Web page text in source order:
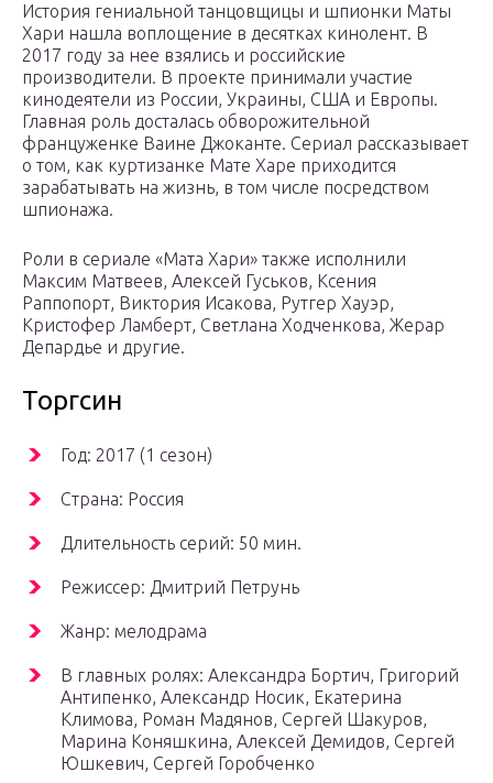
История гениальной танцовщицы и шпионки Маты
Хари нашла воплощение в десятках кинолент. В
2017 году за нее взялись и российские
производители. В проекте принимали участие
кинодеятели из России, Украины, США и Европы.
Главная роль досталась обворожительной
француженке Ваине Джоканте. Сериал рассказывает
о том, как куртизанке Мате Харе приходится
зарабатывать на жизнь, в том числе посредством
шпионажа.
Роли в сериале «Мата Хари» также исполнили
Максим Матвеев, Алексей Гуськов, Ксения
Раппопорт, Виктория Исакова, Рутгер Хауэр,
Кристофер Ламберт, Светлана Ходченкова, Жерар
Депардье и другие.
Торгсин
Год: 2017 (1 сезон)
Страна: Россия
Длительность серий: 50 мин.
Режиссер: Дмитрий Петрунь
Жанр: мелодрама
В главных ролях: Александра Бортич, Григорий
Антипенко, Александр Носик, Екатерина
Климова, Роман Мадянов, Сергей Шакуров,
Марина Коняшкина, Алексей Демидов, Сергей
Юшкевич, Сергей Горобченко